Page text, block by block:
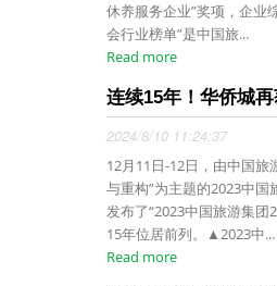
休养服务企业”奖项，企业
会行业榜单”是中国旅...
Read more
连续15年！华侨城
2024/8/10 11:24:37
12月11日-12日，由中国
与重构”为主题的2023中
发布了“2023中国旅游集
15年位居前列。▲2023中...
Read more